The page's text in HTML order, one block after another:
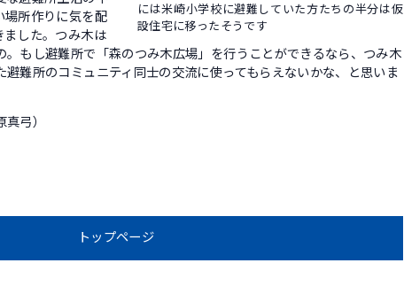
には米崎小学校に避難していた方たちの半分は仮
設住宅に移ったそうです
場所作りに気を配
ました。つみ木は
。もし避難所で「森のつみ木広場」を行うことができるなら、つみ木
難所のコミュニティ同士の交流に使ってもらえないかな、と思いま
弓）
トップページ